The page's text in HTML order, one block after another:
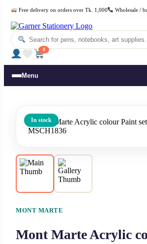
Skip
content
Free delivery on orders over Tk. 1,000 Wholesale /
0
Menu
In stock
MONT MARTE
Mont Marte Acrylic